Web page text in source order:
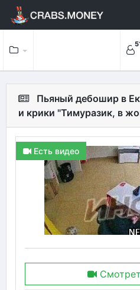
Пьяный дебошир в
и крики "Тимуразик, в
Есть видео